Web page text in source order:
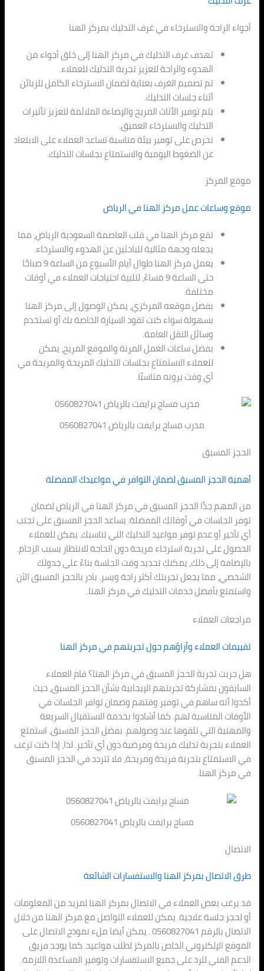
أجواء الراحة والاسترخاء في غرف التدليك بمركز الهنا
تهدف غرف التدليك في مركز الهنا إلى خلق أجواء من
الهدوء والراحة لتعزيز تجربة التدليك للعملاء.
تم تصميم الغرف بعناية لضمان الاسترخاء الكامل للزبائن
أثناء جلسات التدليك.
يتم توفير الأثاث المريح والإضاءة الملائمة لتعزيز تأثيرات
التدليك والاسترخاء العميق.
نحرص على توفير بيئة مناسبة تساعد العملاء على الابتعاد
عن الضغوط اليومية والاستمتاع بجلسات التدليك.
موقع المركز
موقع وساعات عمل مركز الهنا في الرياض
تقع مركز الهنا في قلب العاصمة السعودية الرياض، مما
يجعله وجهة مثالية للباحثين عن الهدوء والاسترخاء.
يعمل مركز الهنا طوال أيام الأسبوع من الساعة 9 صباحًا
حتى الساعة 9 مساءً، لتلبية احتياجات العملاء في أوقات
مختلفة.
بفضل موقعه المركزي، يمكن الوصول إلى مركز الهنا
بسهولة سواء كنت تقود السيارة الخاصة بك أو تستخدم
وسائل النقل العامة.
بفضل ساعات العمل المرنة والموقع المريح، يمكن
للعملاء الاستمتاع بجلسات التدليك المريحة والمريحة في
أي وقت يرونه مناسبًا.
مدرب مساج برايفت بالرياض 0560827041
الحجز المسبق
أهمية الحجز المسبق لضمان التوافر في مواعيدك المفضلة
من المهم جدًا الحجز المسبق في مركز الهنا في الرياض لضمان
توفر الجلسات في أوقاتك المفضلة. يساعد الحجز المسبق على تجنب
أي تأخير أو عدم توفر مواعيد التدليك التي تناسبك. يمكن للعملاء
الحصول على تجربة استرخاء مريحة دون الحاجة للانتظار بسبب الزحام.
بالإضافة إلى ذلك، يمكنك تحديد وقت الجلسة بناءً على جدولك
الشخصي، مما يجعل تجربتك أكثر راحة ويسر. بادر بالحجز المسبق الآن
واستمتع بأفضل خدمات التدليك في مركز الهنا.
مراجعات العملاء
تقييمات العملاء وآراؤهم حول تجربتهم في مركز الهنا
هل جربت تجربة الحجز المسبق في مركز الهنا؟ قام العملاء
السابقون بمشاركة تجربتهم الإيجابية بشأن الحجز المسبق، حيث
أكدوا أنه ساهم في توفير وقتهم وضمان توافر الجلسات في
الأوقات المناسبة لهم. كما أشادوا بخدمة الاستقبال السريعة
والمهنية التي تلقوها عند وصولهم. بفضل الحجز المسبق، استمتع
العملاء بتجربة تدليك مريحة ومرضية دون أي تأخير. لذا، إذا كنت ترغب
في الاستمتاع بتجربة فريدة ومريحة، فلا تتردد في الحجز المسبق
في مركز الهنا.
مساج برايفت بالرياض 0560827041
الاتصال
طرق الاتصال بمركز الهنا والاستفسارات الشائعة
قد يرغب بعض العملاء في الاتصال بمركز الهنا لمزيد من المعلومات
أو لحجز جلسة علاجية. يمكن للعملاء التواصل مع مركز الهنا من خلال
الاتصال بالرقم 0560827041 . يمكن أيضا ملء نموذج الاتصال على
الموقع الإلكتروني الخاص بالمركز لطلب مواعيد. كما يوجد فريق
الدعم الفني للرد على جميع الاستفسارات وتوفير المساعدة اللازمة.